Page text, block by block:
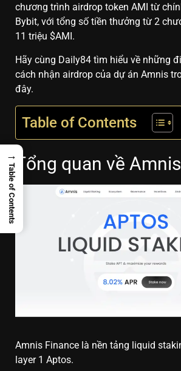
chương trình airdrop token AMI từ
Bybit, với tổng số tiền thưởng từ 2
11 triệu $AMI.
Hãy cùng Daily84 tìm hiểu về những
cách nhận airdrop của dự án Amnis
đây.
Table of Contents
Tổng quan về Amnis
Amnis Finance là nền tảng liquid
layer 1 Aptos.
→
Table of Contents